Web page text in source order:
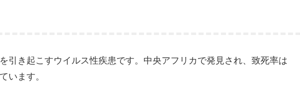
引き起こすウイルス性疾患です。中央アフリカで発見され、致死率は
います。